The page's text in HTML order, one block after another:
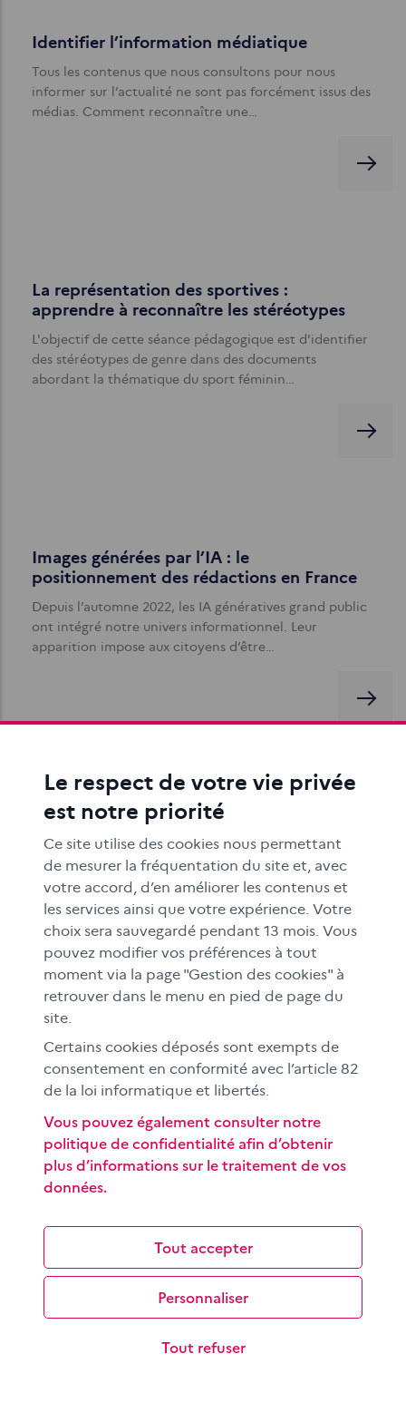
Identifier l’information médiatique
Tous les contenus que nous consultons pour nous
informer sur l’actualité ne sont pas forcément issus des
médias. Comment reconnaître une…
La représentation des sportives :
apprendre à reconnaître les stéréotypes
L'objectif de cette séance pédagogique est d'identifier
des stéréotypes de genre dans des documents
abordant la thématique du sport féminin…
Images générées par l’IA : le
positionnement des rédactions en France
Depuis l’automne 2022, les IA génératives grand public
ont intégré notre univers informationnel. Leur
apparition impose aux citoyens d’être…
Quand les intelligences artificielles
génératives bousculent l’information
Les intelligences artificielles génératives (IAG)
bousculent les modes de production et de diffusion de
l’information. Sans réglementation…
Différencier information et publicité
« Qu’est-ce que tu fabriques ? » est un jeu qui apprend
aux élèves, par le biais d’un jeu de rôle, à réfléchir sur
les intentions…
Petite typologie des publicités cachées
Le respect de votre vie privée
est notre priorité
Ce site utilise des cookies nous permettant
de mesurer la fréquentation du site et, avec
votre accord, d’en améliorer les contenus et
les services ainsi que votre expérience. Votre
choix sera sauvegardé pendant 13 mois. Vous
pouvez modifier vos préférences à tout
moment via la page "Gestion des cookies" à
retrouver dans le menu en pied de page du
site.
Certains cookies déposés sont exempts de
consentement en conformité avec l’article 82
de la loi informatique et libertés.
Tout accepter
Tout refuser
Personnaliser
Vous pouvez également consulter notre
politique de confidentialité afin d’obtenir
plus d’informations sur le traitement de vos
données.